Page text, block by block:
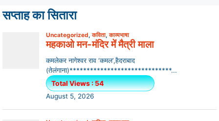
सप्ताह का सितारा